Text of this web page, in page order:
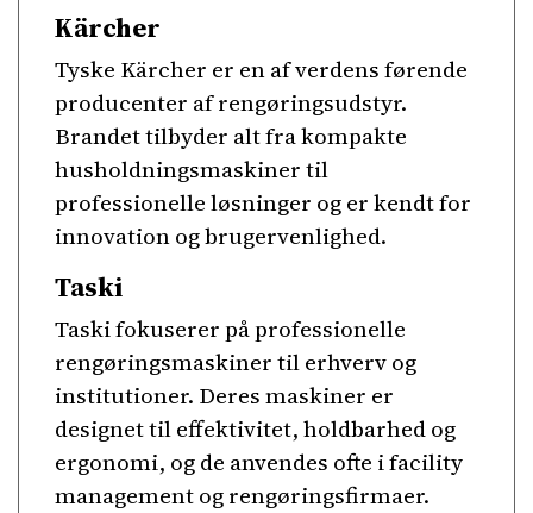
Kärcher
Tyske Kärcher er en af verdens førende
producenter af rengøringsudstyr.
Brandet tilbyder alt fra kompakte
husholdningsmaskiner til
professionelle løsninger og er kendt for
innovation og brugervenlighed.
Taski
Taski fokuserer på professionelle
rengøringsmaskiner til erhverv og
institutioner. Deres maskiner er
designet til effektivitet, holdbarhed og
ergonomi, og de anvendes ofte i facility
management og rengøringsfirmaer.